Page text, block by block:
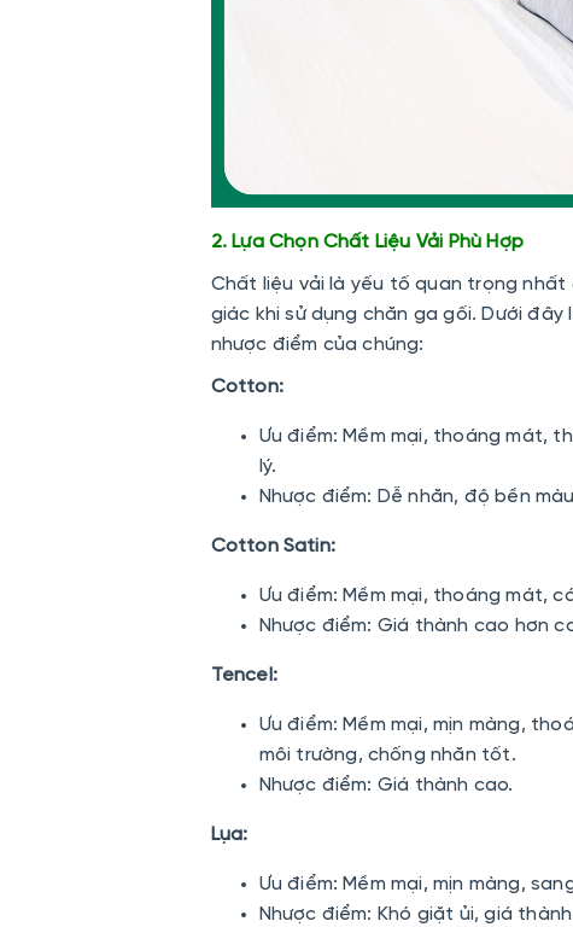
2. Lựa Chọn Chất Liệu Vải Phù Hợp
Chất liệu vải là yếu tố quan trọng
giác khi sử dụng chăn ga gối. Dưới
nhược điểm của chúng:
Cotton:
Ưu điểm: Mềm mại, thoáng mát,
lý.
Nhược điểm: Dễ nhăn, độ bền
Cotton Satin:
Ưu điểm: Mềm mại, thoáng mát,
Nhược điểm: Giá thành cao hơn
Tencel:
Ưu điểm: Mềm mại, mịn màng,
môi trường, chống nhăn tốt.
Nhược điểm: Giá thành cao.
Lụa:
Ưu điểm: Mềm mại, mịn màng,
Nhược điểm: Khó giặt ủi, giá